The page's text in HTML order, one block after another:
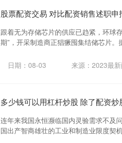
股票配资交易 对比配资销售述职申
跟着无为存储芯片的供应已趋紧，环球
期”，开采制造商正猖獗囤集结储芯片
日期：08-03 来源：2023最
多少钱可以用杠杆炒股 除了配资
连年来我国永恒濒临国内灵验需求不及
国出产智商雄壮的工业和制造业限度契